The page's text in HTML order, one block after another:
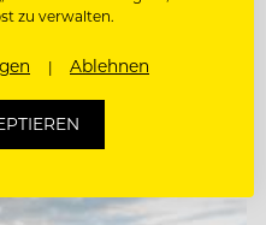
(M/W/D)
zu verwalten.
Ablehnen